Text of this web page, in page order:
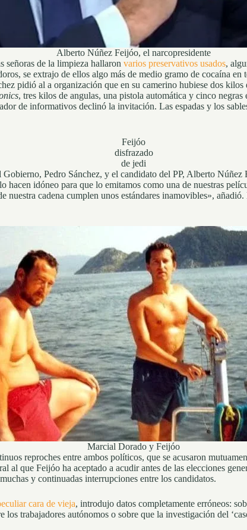
Alberto Núñez Feijóo, el narcopresidente
señoras de la limpieza hallaron varios preservativos usados,
se extrajo de ellos algo más de medio gramo de cocaína
pidió al a organización que en su camerino hubiese dos
, tres kilos de angulas, una pistola automática y cinco
de informativos declinó la invitación. Las espadas y los
Feijóo
disfrazado
de jedi
Pedro Sánchez, y el candidato del PP, Alberto Núñez
idóneo para que lo emitamos como una de nuestras
cadena cumplen unos estándares inamovibles»,
Marcial Dorado y Feijóo
reproches entre ambos políticos, que se acusaron
al que Feijóo ha aceptado a acudir antes de las elecciones
y continuadas interrupciones entre los candidatos.
cara de vieja, introdujo datos completamente erróneos:
trabajadores autónomos o sobre que la investigación del